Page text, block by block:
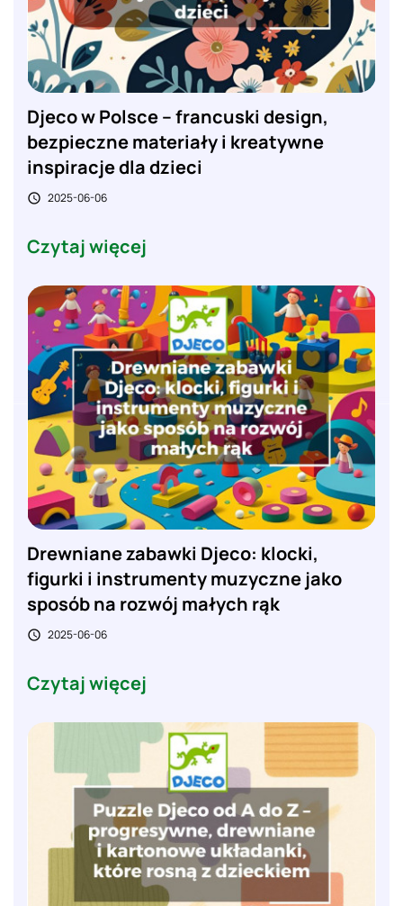
Djeco w Polsce – francuski design,
bezpieczne materiały i kreatywne
inspiracje dla dzieci
 2025-06-06
Czytaj więcej
Drewniane zabawki Djeco: klocki,
figurki i instrumenty muzyczne jako
sposób na rozwój małych rąk
 2025-06-06
Czytaj więcej